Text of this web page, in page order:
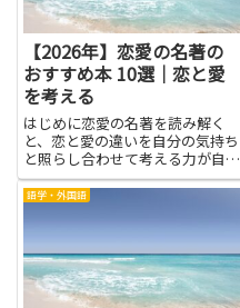
【2026年】恋愛の名著の
おすすめ本 10選｜恋と愛
を考える
はじめに恋愛の名著を読み解く
と、恋と愛の違いを自分の気持ち
と照らし合わせて考える力が自然
と育ちます。登場人物の思いが揺
れる場面を追うと、相手の立場を
なかった感情を伝えるヒントをつ
対...
語学・外国語